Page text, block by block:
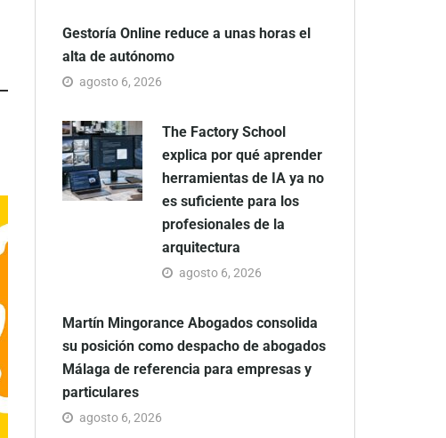
Gestoría Online reduce a unas horas el
alta de autónomo
agosto 6, 2026
The Factory School
explica por qué aprender
herramientas de IA ya no
es suficiente para los
profesionales de la
arquitectura
agosto 6, 2026
Martín Mingorance Abogados consolida
su posición como despacho de abogados
Málaga de referencia para empresas y
particulares
agosto 6, 2026